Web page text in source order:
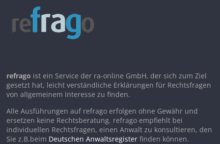
refrago ist ein Service der ra-online GmbH, der sich zum Ziel
gesetzt hat, leicht verständliche Erklärungen für Rechtsfragen
von allgemeinem Interesse zu finden.
Alle Ausführungen auf refrago erfolgen ohne Gewähr und
ersetzen keine Rechtsberatung. refrago empfiehlt bei
individuellen Rechtsfragen, einen Anwalt zu konsultieren, den
Sie z.B.beim Deutschen Anwaltsregister finden können.